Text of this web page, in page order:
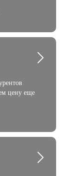
цену еще